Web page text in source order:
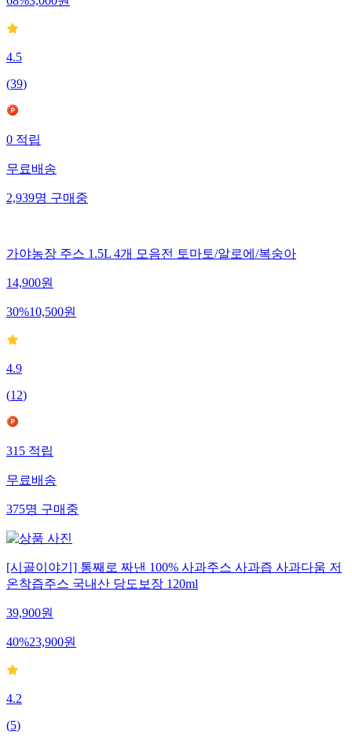
68%3,000원
4.5
(39)
0적립
무료배송
2,939명구매중
가야농장 주스 1.5L 4개 모음전 토마토/알로에/복숭아
14,900원
30%10,500원
4.9
(12)
315적립
무료배송
375명구매중
[시골이야기] 통째로 짜낸 100% 사과주스 사과즙 사과다움 저
온착즙주스 국내산 당도보장 120ml
39,900원
40%23,900원
4.2
(5)